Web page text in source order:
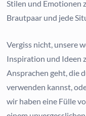
Stilen und Emotionen
Brautpaar und jede
Vergiss nicht, unsere
Inspiration und Ideen
Ansprachen geht, die
verwenden kannst,
wir haben eine Fülle